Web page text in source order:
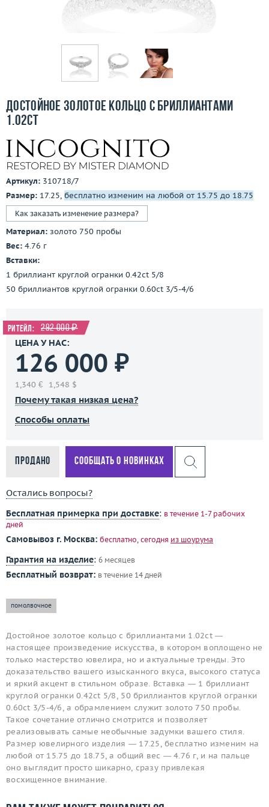
Бесплатная доставка
Контакты
3D-тур по шоуруму
Достойное золотое кольцо с бриллиантами
1.02ct
Артикул: 310718/7
Размер: 17.25, бесплатно изменим на любой от 15.75 до 18.75
Как заказать изменение размера?
Материал: золото 750 пробы
Вес: 4.76 г
Вставки:
1 бриллиант круглой огранки 0.42ct 5/8
50 бриллиантов круглой огранки 0.60ct 3/5-4/6
Ритейл: 292 000 ₽
ЦЕНА У НАС:
126 000 ₽
1,340 € 1,548 $
Почему такая низкая цена?
Способы оплаты
Продано Сообщать о новинках
Остались вопросы?
Бесплатная примерка при доставке: в течение 1-7 рабочих
дней
Самовывоз г. Москва: бесплатно, сегодня из шоурума
Гарантия на изделие: 6 месяцев
Бесплатный возврат: в течение 14 дней
помолвочное
Достойное золотое кольцо с бриллиантами 1.02ct —
настоящее произведение искусства, в котором воплощено не
только мастерство ювелира, но и актуальные тренды. Это
доказательство вашего изысканного вкуса, высокого статуса
и яркий акцент в стильном образе. Вставка — 1 бриллиант
круглой огранки 0.42ct 5/8, 50 бриллиантов круглой огранки
0.60ct 3/5-4/6, а обрамлением служит золото 750 пробы.
Такое сочетание отлично смотрится и позволяет
реализовывать самые необычные задумки вашего стиля.
Размер ювелирного изделия — 17.25, бесплатно изменим на
любой от 15.75 до 18.75, а общий вес — 4.76 г, и на пальце
оно выглядит просто шикарно, сразу привлекая
восхищенное внимание.